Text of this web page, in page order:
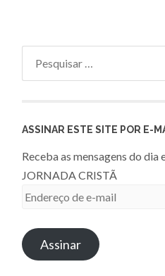
ASSINAR ESTE SITE POR E-
Receba as mensagens do
JORNADA CRISTÃ
Endereço
e-
mailAssinar